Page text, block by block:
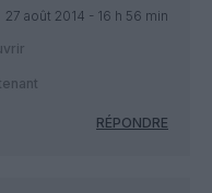
27 août 2014 - 16 h 56 min
RÉPONDRE